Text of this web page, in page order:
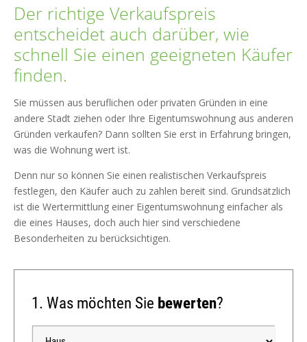
Der richtige Verkaufspreis
entscheidet auch darüber, wie
schnell Sie einen geeigneten Käufer
finden.
Sie müssen aus beruflichen oder privaten Gründen in eine
andere Stadt ziehen oder Ihre Eigentumswohnung aus anderen
Gründen verkaufen? Dann sollten Sie erst in Erfahrung bringen,
was die Wohnung wert ist.
Denn nur so können Sie einen realistischen Verkaufspreis
festlegen, den Käufer auch zu zahlen bereit sind. Grundsätzlich
ist die Wertermittlung einer Eigentumswohnung einfacher als
die eines Hauses, doch auch hier sind verschiedene
Besonderheiten zu berücksichtigen.